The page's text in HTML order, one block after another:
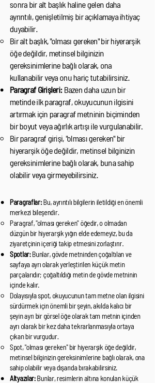
sonra bir alt başlık haline gelen daha
ayrıntılı, genişletilmiş bir açıklamaya ihtiyaç
duyabilir.
Bir alt başlık, "olması gereken" bir hiyerarşik
öğe değildir, metinsel bilginizin
gereksinimlerine bağlı olarak, ona
kullanabilir veya onu hariç tutabilirsiniz.
Paragraf Girişleri:Bazen daha uzun bir
metinde ilk paragraf, okuyucunun ilgisini
artırmak için paragraf metninin biçiminden
bir boyut veya ağırlık artışı ile vurgulanabilir.
Bir paragraf girişi, "olması gereken" bir
hiyerarşik öğe değildir, metinsel bilginizin
gereksinimlerine bağlı olarak, buna sahip
olabilir veya girmeyebilirsiniz.
Paragraflar:Bu, ayrıntılı bilgilerin iletildiği en önemli
merkezi bileşendir.
Paragraf, "olması gereken" öğedir, o olmadan
düzgün bir hiyerarşik yığın elde edemeyiz, bu da
ziyaretçinin içeriği takip etmesini zorlaştırır.
Spotlar:Bunlar, gövde metninden çoğaltılan ve
sayfaya ayrı olarak yerleştirilen küçük metin
parçalarıdır; çoğaltıldığı metin de gövde metninin
içinde kalır.
Dolayısıyla spot, okuyucunun tam metne olan ilgisini
sürdürmek için önemli bir şeyin, akılda kalıcı bir
şeyin ayrı bir görsel öğe olarak tam metnin içinden
ayrı olarak bir kez daha tekrarlanmasıyla ortaya
çıkan bir vurgudur.
Spot, "olması gereken" bir hiyerarşik öğe değildir,
metinsel bilginizin gereksinimlerine bağlı olarak, ona
sahip olabilir veya dışarıda bırakabilirsiniz.
Altyazılar:Bunlar, resimlerin altına konulan küçük